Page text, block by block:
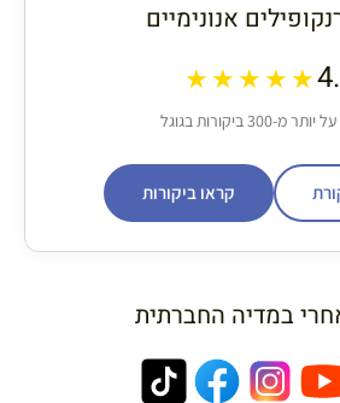
אנונימיים
★★★★★
מ-300 ביקורות בגוגל
קראו ביקורות
במדיה החברתית